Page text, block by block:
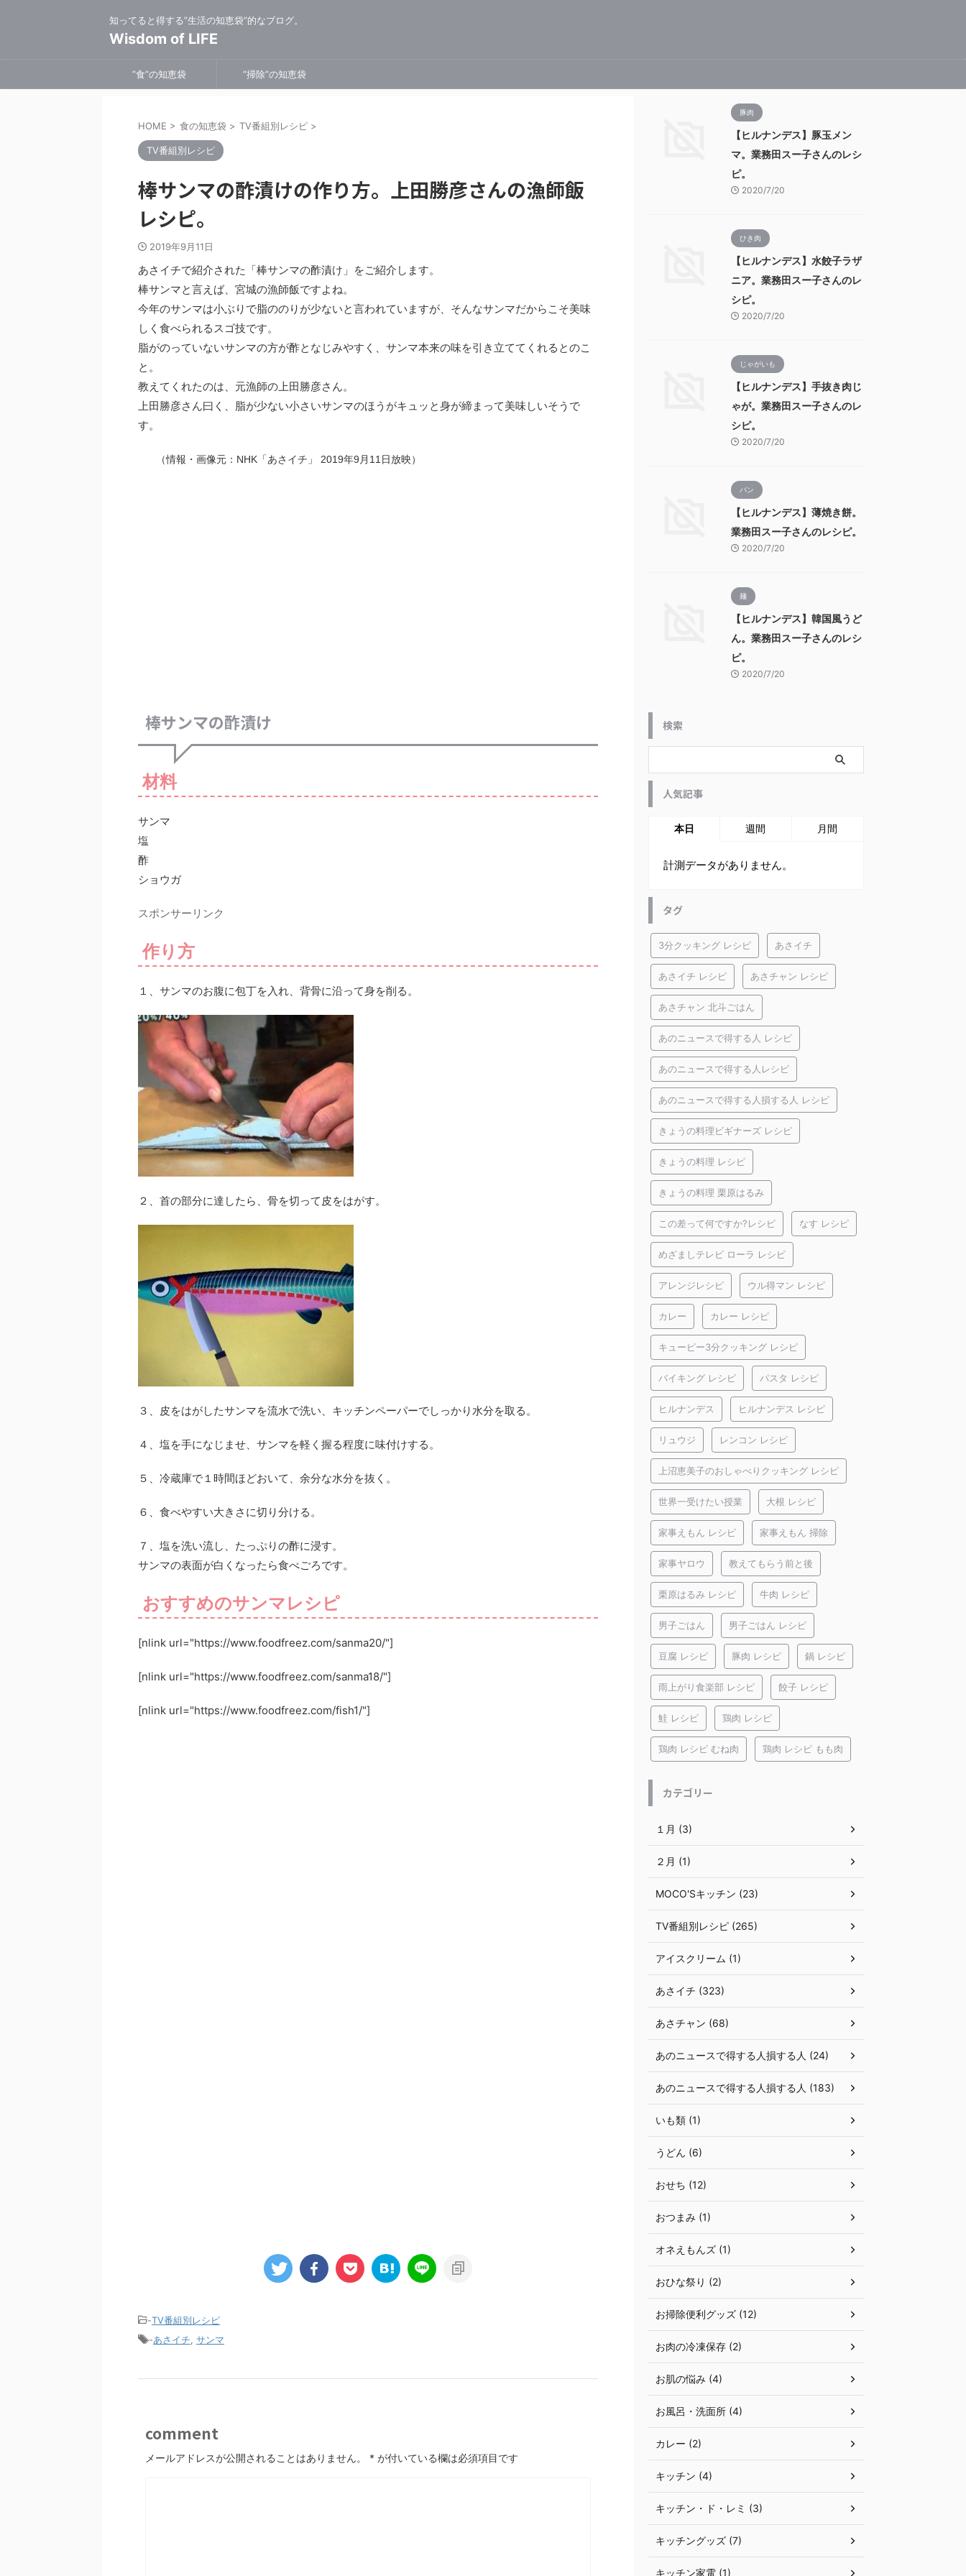
知ってると得する”生活の知恵袋”的なブログ。
Wisdom of LIFE
”食”の知恵袋 ”掃除”の知恵袋
HOME > 食の知恵袋 > TV番組別レシピ >
TV番組別レシピ
棒サンマの酢漬けの作り方。上田勝彦さんの漁師飯
レシピ。
2019年9月11日
あさイチで紹介された「棒サンマの酢漬け」をご紹介します。
棒サンマと言えば、宮城の漁師飯ですよね。
今年のサンマは小ぶりで脂ののりが少ないと言われていますが、そんなサンマだからこそ美味
しく食べられるスゴ技です。
脂がのっていないサンマの方が酢となじみやすく、サンマ本来の味を引き立ててくれるとのこ
と。
教えてくれたのは、元漁師の上田勝彦さん。
上田勝彦さん曰く、脂が少ない小さいサンマのほうがキュッと身が締まって美味しいそうで
す。
（情報・画像元：NHK「あさイチ」 2019年9月11日放映）
棒サンマの酢漬け
材料
サンマ
塩
酢
ショウガ
スポンサーリンク
作り方
１、サンマのお腹に包丁を入れ、背骨に沿って身を削る。
２、首の部分に達したら、骨を切って皮をはがす。
３、皮をはがしたサンマを流水で洗い、キッチンペーパーでしっかり水分を取る。
４、塩を手になじませ、サンマを軽く握る程度に味付けする。
５、冷蔵庫で１時間ほどおいて、余分な水分を抜く。
６、食べやすい大きさに切り分ける。
７、塩を洗い流し、たっぷりの酢に浸す。
サンマの表面が白くなったら食べごろです。
おすすめのサンマレシピ
[nlink url="https://www.foodfreez.com/sanma20/"]
[nlink url="https://www.foodfreez.com/sanma18/"]
[nlink url="https://www.foodfreez.com/fish1/"]
-TV番組別レシピ
-あさイチ サンマ
comment
メールアドレスが公開されることはありません。 * が付いている欄は必須項目です
豚肉
【ヒルナンデス】豚玉メン
マ。業務田スー子さんのレシ
ピ。
2020/7/20
ひき肉
【ヒルナンデス】水餃子ラザ
ニア。業務田スー子さんのレ
シピ。
2020/7/20
じゃがいも
【ヒルナンデス】手抜き肉じ
ゃが。業務田スー子さんのレ
シピ。
2020/7/20
パン
【ヒルナンデス】薄焼き餅。
業務田スー子さんのレシピ。
2020/7/20
麺
【ヒルナンデス】韓国風うど
ん。業務田スー子さんのレシ
ピ。
2020/7/20
検索
人気記事
本日 週間 月間
計測データがありません。
タグ
3分クッキング レシピ あさイチ
あさイチ レシピ あさチャン レシピ
あさチャン 北斗ごはん
あのニュースで得する人 レシピ
あのニュースで得する人レシピ
あのニュースで得する人損する人 レシピ
きょうの料理ビギナーズ レシピ
きょうの料理 レシピ
きょうの料理 栗原はるみ
この差って何ですか?レシピ なす レシピ
めざましテレビ ローラ レシピ
アレンジレシピ ウル得マン レシピ
カレー カレー レシピ
キューピー3分クッキング レシピ
バイキング レシピ パスタ レシピ
ヒルナンデス ヒルナンデス レシピ
リュウジ レンコン レシピ
上沼恵美子のおしゃべりクッキング レシピ
世界一受けたい授業 大根 レシピ
家事えもん レシピ 家事えもん 掃除
家事ヤロウ 教えてもらう前と後
栗原はるみ レシピ 牛肉 レシピ
男子ごはん 男子ごはん レシピ
豆腐 レシピ 豚肉 レシピ 鍋 レシピ
雨上がり食楽部 レシピ 餃子 レシピ
鮭 レシピ 鶏肉 レシピ
鶏肉 レシピ むね肉 鶏肉 レシピ もも肉
カテゴリー
１月 (3)
２月 (1)
MOCO'Sキッチン (23)
TV番組別レシピ (265)
アイスクリーム (1)
あさイチ (323)
あさチャン (68)
あのニュースで得する人損する人 (24)
あのニュースで得する人損する人 (183)
いも類 (1)
うどん (6)
おせち (12)
おつまみ (1)
オネえもんズ (1)
おひな祭り (2)
お掃除便利グッズ (12)
お肉の冷凍保存 (2)
お肌の悩み (4)
お風呂・洗面所 (4)
カレー (2)
キッチン (4)
キッチン・ド・レミ (3)
キッチングッズ (7)
キッチン家電 (1)